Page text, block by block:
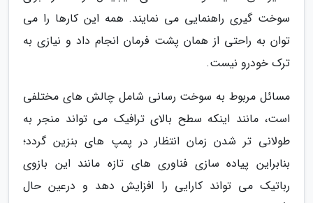
سوخت گیری راهنمایی می نمایند. همه این کارها را می
توان به راحتی از همان پشت فرمان انجام داد و نیازی به
ترک خودرو نیست.
مسائل مربوط به سوخت رسانی شامل چالش های مختلفی
است، مانند اینکه سطح بالای ترافیک می تواند منجر به
طولانی تر شدن زمان انتظار در پمپ های بنزین گردد؛
بنابراین پیاده سازی فناوری های تازه مانند این بازوی
رباتیک می تواند کارایی را افزایش دهد و درعین حال